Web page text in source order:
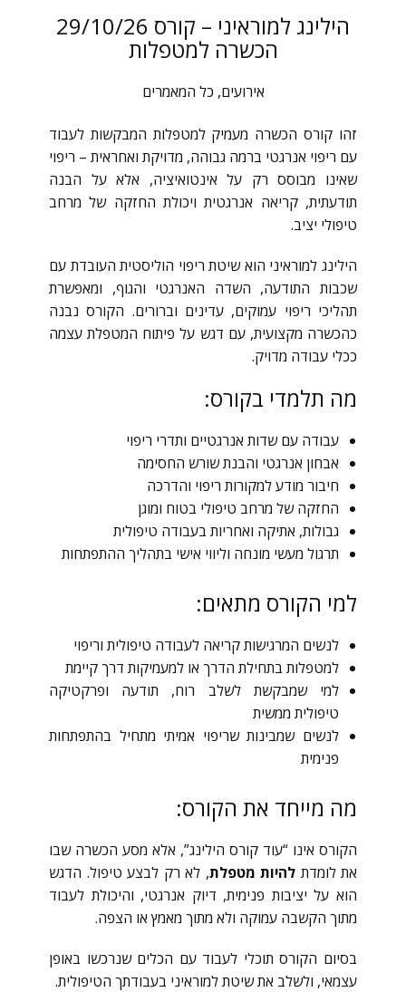
29/10/26 הילינג למוראיני – קורס
הכשרה למטפלות
אירועים, כל המאמרים
זהו קורס הכשרה מעמיק למטפלות המבקשות לעבוד
עם ריפוי אנרגטי ברמה גבוהה, מדויקת ואחראית – ריפוי
שאינו מבוסס רק על אינטואיציה, אלא על הבנה
תודעתית, קריאה אנרגטית ויכולת החזקה של מרחב
טיפולי יציב.
הילינג למוראיני הוא שיטת ריפוי הוליסטית העובדת עם
שכבות התודעה, השדה האנרגטי והגוף, ומאפשרת
תהליכי ריפוי עמוקים, עדינים וברורים. הקורס נבנה
כהכשרה מקצועית, עם דגש על פיתוח המטפלת עצמה
ככלי עבודה מדויק.
מה תלמדי בקורס:
עבודה עם שדות אנרגטיים ותדרי ריפוי
אבחון אנרגטי והבנת שורש החסימה
חיבור מודע למקורות ריפוי והדרכה
החזקה של מרחב טיפולי בטוח ומוגן
גבולות, אתיקה ואחריות בעבודה טיפולית
תרגול מעשי מונחה וליווי אישי בתהליך ההתפתחות
למי הקורס מתאים:
לנשים המרגישות קריאה לעבודה טיפולית וריפוי
למטפלות בתחילת הדרך או למעמיקות דרך קיימת
למי שמבקשת לשלב רוח, תודעה ופרקטיקה
טיפולית ממשית
לנשים שמבינות שריפוי אמיתי מתחיל בהתפתחות
פנימית
מה מייחד את הקורס:
הקורס אינו “עוד קורס הילינג”, אלא מסע הכשרה שבו
את לומדת להיות מטפלת, לא רק לבצע טיפול. הדגש
הוא על יציבות פנימית, דיוק אנרגטי, והיכולת לעבוד
מתוך הקשבה עמוקה ולא מתוך מאמץ או הצפה.
בסיום הקורס תוכלי לעבוד עם הכלים שנרכשו באופן
עצמאי, ולשלב את שיטת למוראיני בעבודתך הטיפולית.